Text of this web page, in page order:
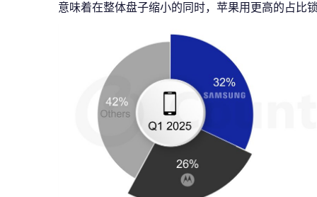
意味着在整体盘子缩小的同时，苹果用更高的占比